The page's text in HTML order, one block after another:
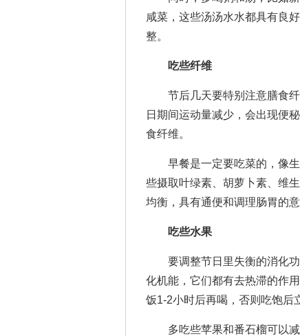
咸菜，这些汤汤水水都具有良
整。
吃些纤维
节后几天要特别注意膳食纤
日期间运动量减少，会出现便
食纤维。
早餐是一定要吃菜的，像生
些摄取叶绿素、胡萝卜素、维
均衡，具有通便和调理肠胃的意
吃些水果
要调整节日里失衡的消化功
化机能，它们都有去热滞的作
饭1-2小时后再喝，否则吃饱后
多吃些苹果和番石榴可以减